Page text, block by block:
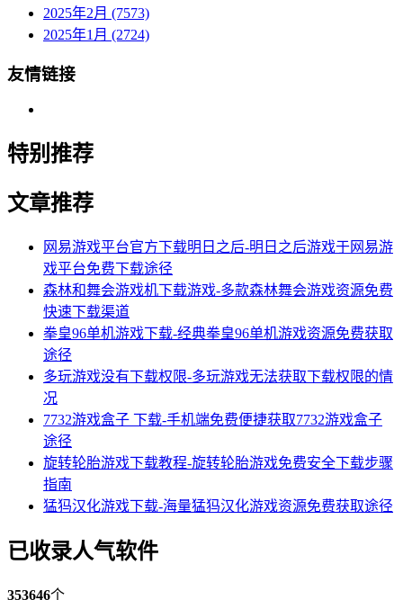
2025年2月 (7573)
2025年1月 (2724)
友情链接
特别推荐
文章推荐
网易游戏平台官方下载明日之后-明日之后游戏于网易游
戏平台免费下载途径
森林和舞会游戏机下载游戏-多款森林舞会游戏资源免费
快速下载渠道
拳皇96单机游戏下载-经典拳皇96单机游戏资源免费获取
途径
多玩游戏没有下载权限-多玩游戏无法获取下载权限的情
况
7732游戏盒子 下载-手机端免费便捷获取7732游戏盒子
途径
旋转轮胎游戏下载教程-旋转轮胎游戏免费安全下载步骤
指南
猛犸汉化游戏下载-海量猛犸汉化游戏资源免费获取途径
已收录人气软件
353646个